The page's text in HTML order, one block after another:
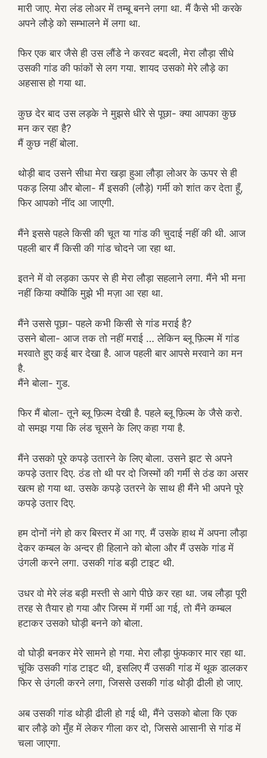
मारी जाए. मेरा लंड लोअर में तम्बू बनने लगा था. मैं कैसे भी करके
अपने लौड़े को सम्भालने में लगा था.
फिर एक बार जैसे ही उस लौंडे ने करवट बदली, मेरा लौड़ा सीधे
उसकी गांड की फांकों से लग गया. शायद उसको मेरे लौड़े का
अहसास हो गया था.
कुछ देर बाद उस लड़के ने मुझसे धीरे से पूछा- क्या आपका कुछ
मन कर रहा है?
मैं कुछ नहीं बोला.
थोड़ी बाद उसने सीधा मेरा खड़ा हुआ लौड़ा लोअर के ऊपर से ही
पकड़ लिया और बोला- मैं इसकी (लौड़े) गर्मी को शांत कर देता हूँ,
फिर आपको नींद आ जाएगी.
मैंने इससे पहले किसी की चूत या गांड की चुदाई नहीं की थी. आज
पहली बार मैं किसी की गांड चोदने जा रहा था.
इतने में वो लड़का ऊपर से ही मेरा लौड़ा सहलाने लगा. मैंने भी मना
नहीं किया क्योंकि मुझे भी मज़ा आ रहा था.
मैंने उससे पूछा- पहले कभी किसी से गांड मराई है?
उसने बोला- आज तक तो नहीं मराई … लेकिन ब्लू फ़िल्म में गांड
मरवाते हुए कई बार देखा है. आज पहली बार आपसे मरवाने का मन
है.
मैंने बोला- गुड.
फिर मैं बोला- तूने ब्लू फ़िल्म देखी है. पहले ब्लू फ़िल्म के जैसे करो.
वो समझ गया कि लंड चूसने के लिए कहा गया है.
मैंने उसको पूरे कपड़े उतारने के लिए बोला. उसने झट से अपने
कपड़े उतार दिए. ठंड तो थी पर दो जिस्मों की गर्मी से ठंड का असर
खत्म हो गया था. उसके कपड़े उतरने के साथ ही मैंने भी अपने पूरे
कपड़े उतार दिए.
हम दोनों नंगे हो कर बिस्तर में आ गए. मैं उसके हाथ में अपना लौड़ा
देकर कम्बल के अन्दर ही हिलाने को बोला और मैं उसके गांड में
उंगली करने लगा. उसकी गांड बड़ी टाइट थी.
उधर वो मेरे लंड बड़ी मस्ती से आगे पीछे कर रहा था. जब लौड़ा पूरी
तरह से तैयार हो गया और जिस्म में गर्मी आ गई, तो मैंने कम्बल
हटाकर उसको घोड़ी बनने को बोला.
वो घोड़ी बनकर मेरे सामने हो गया. मेरा लौड़ा फुंफकार मार रहा था.
चूंकि उसकी गांड टाइट थी, इसलिए मैं उसकी गांड में थूक डालकर
फिर से उंगली करने लगा, जिससे उसकी गांड थोड़ी ढीली हो जाए.
अब उसकी गांड थोड़ी ढीली हो गई थी, मैंने उसको बोला कि एक
बार लौड़े को मुँह में लेकर गीला कर दो, जिससे आसानी से गांड में
चला जाएगा.